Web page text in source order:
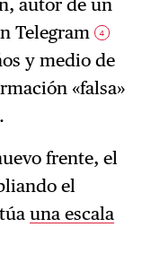
autor de un
Telegram
4
y medio de
«falsa»
frente, el
el
una escala